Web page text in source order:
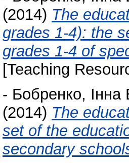
(2014) The
grades 1-4): the
grades 1-4 of
[Teaching
- Бобренко, Інна
(2014) The
set of the
secondary